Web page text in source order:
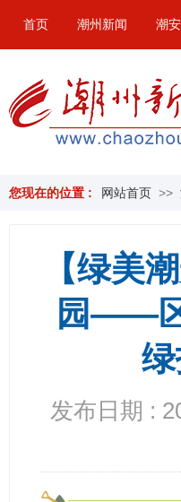
首页 潮州新闻 潮安
您现在的位置 : 网站首页 >>
【绿美
园——
发布日期 :